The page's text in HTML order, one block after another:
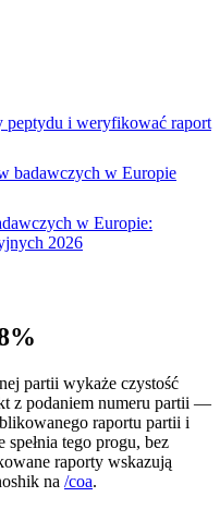
peptydu i weryfikować raport
badawczych w Europie
w Europie:
2026
partii wykaże czystość
z podaniem numeru partii —
raportu partii i
tego progu, bez
raporty wskazują
na /coa.